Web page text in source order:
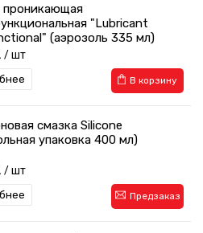
проникающая
"Lubricant
(аэрозоль 335 мл)
/ шт
В корзину
смазка Silicone
упаковка 400 мл)
/ шт
Предзаказ